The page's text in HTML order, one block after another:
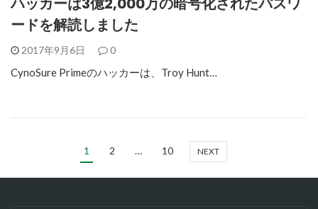
ードを解読しました
2017年9月6日 0
CynoSure Primeのハッカーは、Troy Hunt…
1 2 … 10 NEXT